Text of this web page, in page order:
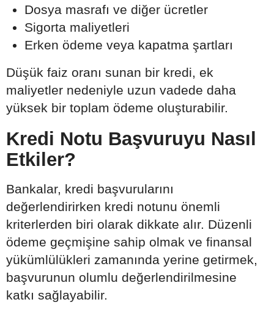
Dosya masrafı ve diğer ücretler
Sigorta maliyetleri
Erken ödeme veya kapatma şartları
Düşük faiz oranı sunan bir kredi, ek
maliyetler nedeniyle uzun vadede daha
yüksek bir toplam ödeme oluşturabilir.
Kredi Notu Başvuruyu Nasıl
Etkiler?
Bankalar, kredi başvurularını
değerlendirirken kredi notunu önemli
kriterlerden biri olarak dikkate alır. Düzenli
ödeme geçmişine sahip olmak ve finansal
yükümlülükleri zamanında yerine getirmek,
başvurunun olumlu değerlendirilmesine
katkı sağlayabilir.